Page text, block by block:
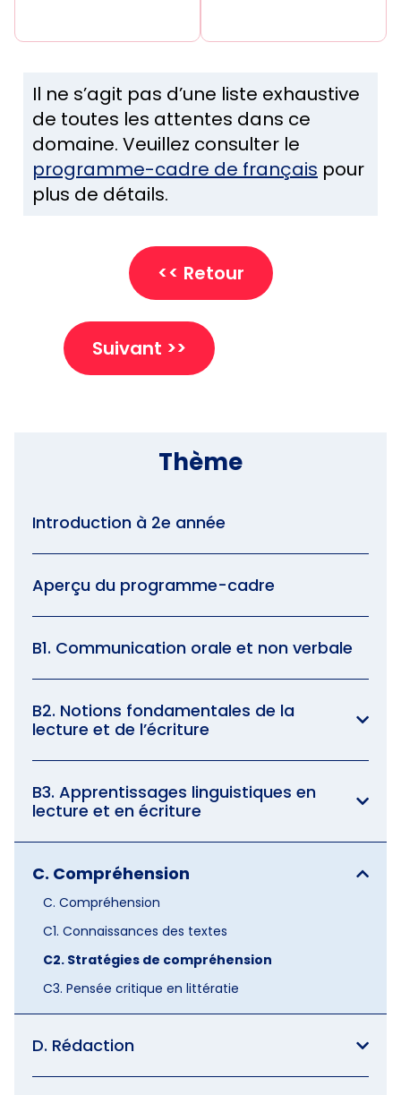
Thème
Introduction à 2e année
Aperçu du programme-cadre
B1. Communication orale et non verbale
B2. Notions fondamentales de la
lecture et de l’écriture
B3. Apprentissages linguistiques en
lecture et en écriture
C. Compréhension
C. Compréhension
C1. Connaissances des textes
C2. Stratégies de compréhension
C3. Pensée critique en littératie
D. Rédaction
Il ne s’agit pas d’une liste exhaustive
de toutes les attentes dans ce
domaine. Veuillez consulter le
programme-cadre de français pour
plus de détails.
<< Retour
Suivant >>